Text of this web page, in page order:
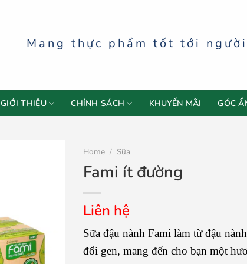
Mang thực phẩm tốt tới
GIỚI THIỆU CHÍNH SÁCH KHUYẾN MÃI GÓC
Home / Sữa
Fami ít đường
Liên hệ
Sữa đậu nành Fami làm từ đậu
đổi gen, mang đến cho bạn một